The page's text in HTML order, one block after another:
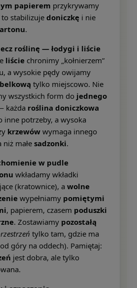
papierem przykrywamy
stabilizuje doniczkę i nie
.
roślinę — łodygi i liście
liście chronimy „kołnierzem”
a wysokie pędy owijamy
tylko miejscowo. Nie
wszystkich form do jednego
każda roślina doniczkowa
inne potrzeby, a wysoka
krzewów wymaga innego
niż małesadzonki.
w pudle
wkładamy wkładki
(kratownice), a wolne
wypełniamy pomiętymi
, papierem, czasem poduszki
. Zostawiamy pozostałą
tylko tam, gdzie ma
góry na oddech). Pamiętaj:
jest dobra, ale tylko